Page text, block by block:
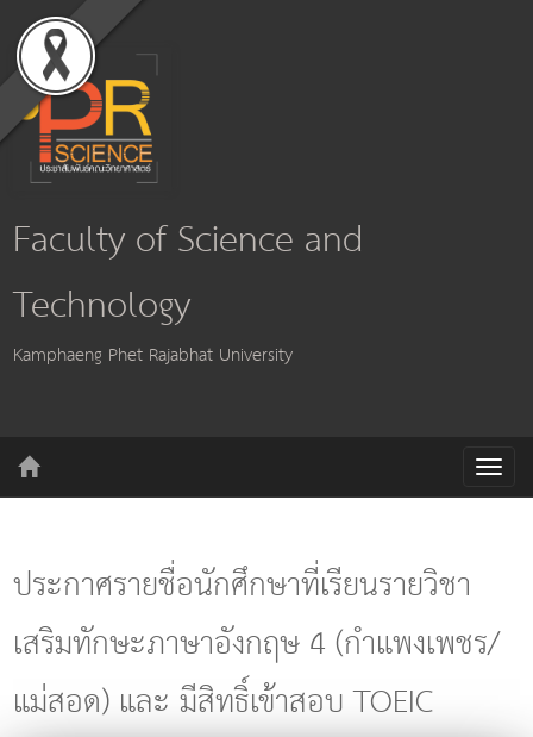
Faculty of Science and
Technology
Kamphaeng Phet Rajabhat University
T
o
a
v
ประกาศรายชื่อนักศึกษาที่เรียนรายวิชา
เสริมทักษะภาษาอังกฤษ 4 (กำแพงเพชร/
แม่สอด) และ มีสิทธิ์เข้าสอบ TOEIC